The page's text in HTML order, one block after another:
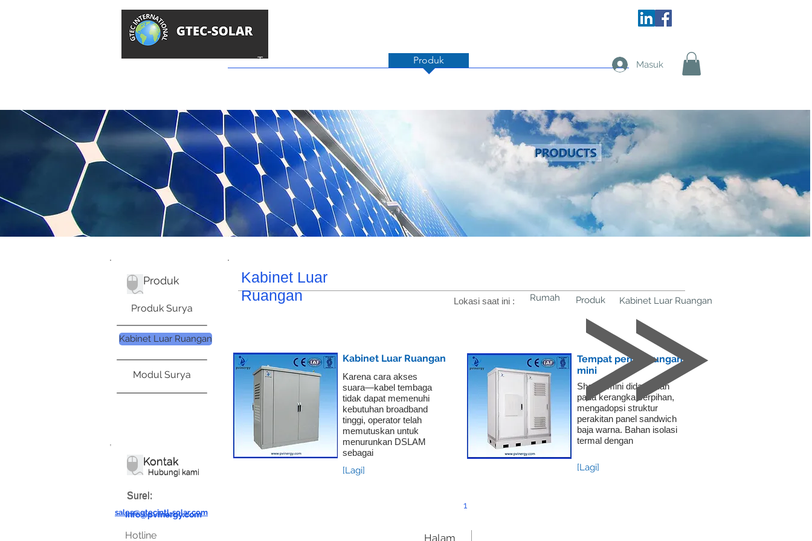
GTEC -
Surya
Toko Produk Masuk
Produk
Produk Surya
Kabinet Luar Ruangan
Modul Surya
Kontak
Hubungi kami
Surel:
Info@pvinergy.com
Hotline
Kontak
Hubungi kami
Surel:
sales@gtecintl-solar.com
Kabinet Luar
Ruangan
Kabinet Luar Ruangan
Karena cara akses
suara—kabel tembaga
tidak dapat memenuhi
kebutuhan broadband
tinggi, operator telah
memutuskan untuk
menurunkan DSLAM
sebagai
[Lagi]
Tempat penampungan
mini
Shelter mini didasarkan
pada kerangka serpihan,
mengadopsi struktur
perakitan panel sandwich
baja warna. Bahan isolasi
termal dengan
[Lagi]
Halam
1
Lokasi saat ini : Rumah Produk Kabinet Luar Ruangan